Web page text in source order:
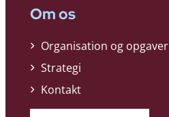
Om os
Organisation og opgaver
Strategi
Kontakt